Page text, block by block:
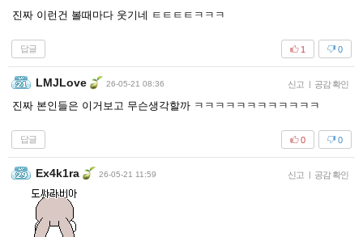
진짜 이런건 볼때마다 웃기네 ㅌㅌㅌㅌㅋㅋㅋ
답글 0
1
LMJLove 26-05-21 08:36 신고 | 공감 확인
진짜 본인들은 이거보고 무슨생각할까 ㅋㅋㅋㅋㅋㅋㅋㅋㅋㅋㅋㅋ
답글 0
0
Ex4k1ra 26-05-21 11:59 신고 | 공감 확인